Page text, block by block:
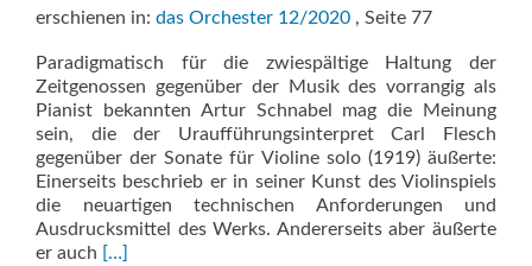
erschienen in: das Orchester 12/2020 , Seite 77
Paradigmatisch für die zwiespältige Haltung der
Zeitgenossen gegenüber der Musik des vorrangig als
Pianist bekannten Artur Schnabel mag die Meinung
sein, die der Uraufführungsinterpret Carl Flesch
gegenüber der Sonate für Violine solo (1919) äußerte:
Einerseits beschrieb er in seiner Kunst des Violinspiels
die neuartigen technischen Anforderungen und
Ausdrucksmittel des Werks. Andererseits aber äußerte
er auch Read
[…]